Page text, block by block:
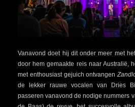
Vanavond doet hij dit onder meer met
door hem gemaakte reis naar Australië,
met enthousiast gejuich ontvangen
de lekker rauwe vocalen van Dries
passeren vanavond de nodige nummers